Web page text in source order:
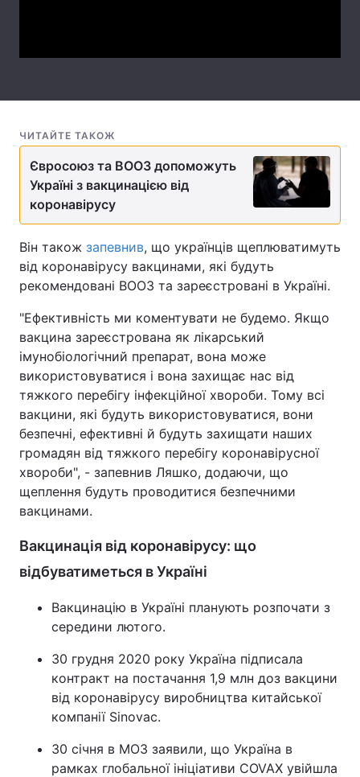
Тема оформлення
ЧИТАЙТЕ ТАКОЖ
Євросоюз та ВООЗ допоможуть
Україні з вакцинацією від
коронавірусу
Він також запевнив, що українців щеплюватимуть
від коронавірусу вакцинами, які будуть
рекомендовані ВООЗ та зареєстровані в Україні.
"Ефективність ми коментувати не будемо. Якщо
вакцина зареєстрована як лікарський
імунобіологічний препарат, вона може
використовуватися і вона захищає нас від
тяжкого перебігу інфекційної хвороби. Тому всі
вакцини, які будуть використовуватися, вони
безпечні, ефективні й будуть захищати наших
громадян від тяжкого перебігу коронавірусної
хвороби", - запевнив Ляшко, додаючи, що
щеплення будуть проводитися безпечними
вакцинами.
Вакцинація від коронавірусу: що
відбуватиметься в Україні
Вакцинацію в Україні планують розпочати з
середини лютого.
30 грудня 2020 року Україна підписала
контракт на постачання 1,9 млн доз вакцини
від коронавірусу виробництва китайської
компанії Sinovac.
30 січня в МОЗ заявили, що Україна в
рамках глобальної ініціативи COVAX увійшла